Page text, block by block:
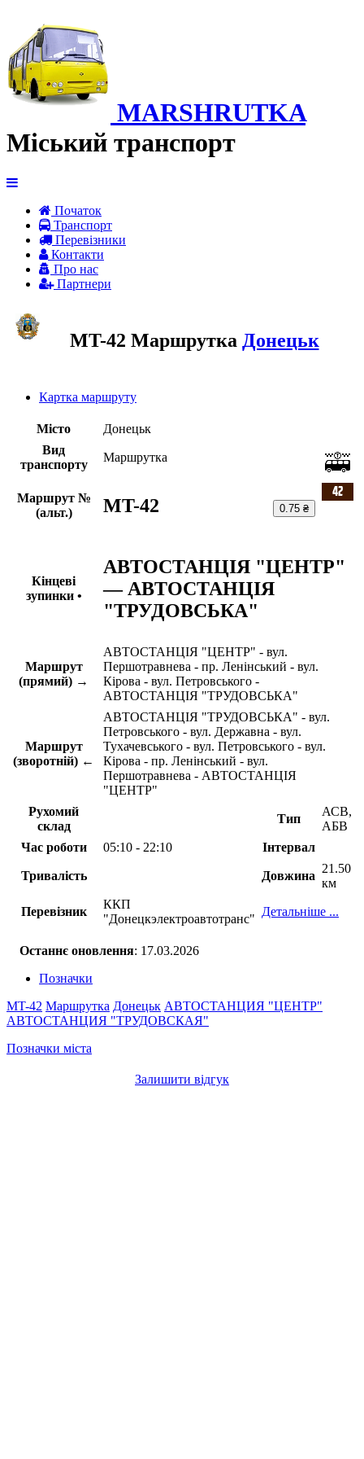
MARSHRUTKA
Міський транспорт
Початок
Транспорт
Перевiзники
Контакти
Про нас
Партнери
MT-42 Маршрутка Донецьк
Картка маршруту
Місто
Донецьк
Вид
транспорту
Маршрутка
Маршрут №
(альт.)
MT-42 0.75 ₴
Кінцеві
зупинки •
АВТОСТАНЦІЯ "ЦЕНТР"
— АВТОСТАНЦІЯ
"ТРУДОВСЬКА"
Маршрут
(прямий) →
АВТОСТАНЦІЯ "ЦЕНТР" - вул.
Першотравнева - пр. Ленінський - вул.
Кірова - вул. Петровського -
АВТОСТАНЦІЯ "ТРУДОВСЬКА"
Маршрут
(зворотній) ←
АВТОСТАНЦІЯ "ТРУДОВСЬКА" - вул.
Петровського - вул. Державна - вул.
Тухачевського - вул. Петровського - вул.
Кірова - пр. Ленінський - вул.
Першотравнева - АВТОСТАНЦІЯ
"ЦЕНТР"
Рухомий
склад
Тип
АСВ,
АБВ
Час роботи
05:10 - 22:10 Інтервал
Тривалість Довжина
21.50
км
Перевізник
ККП
"Донецкэлектроавтотранс"
Детальніше ...
Останнє оновлення: 17.03.2026
Позначки
MT-42 Маршрутка Донецьк АВТОСТАНЦИЯ "ЦЕНТР"
АВТОСТАНЦИЯ "ТРУДОВСКАЯ"
Позначки міста
Залишити відгук